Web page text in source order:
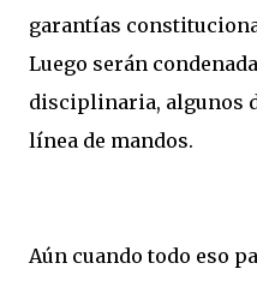
garantías
Luego serán
disciplinaria, algunos
línea de mandos.
Aún cuando todo eso